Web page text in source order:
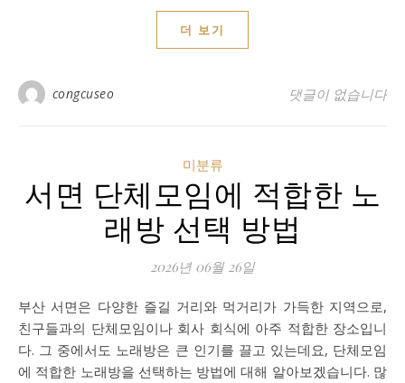
더 보기
congcuseo 댓글이 없습니다
미분류
서면 단체모임에 적합한 노
래방 선택 방법
2026년 06월 26일
부산 서면은 다양한 즐길 거리와 먹거리가 가득한 지역으로,
친구들과의 단체모임이나 회사 회식에 아주 적합한 장소입니
다. 그 중에서도 노래방은 큰 인기를 끌고 있는데요, 단체모임
에 적합한 노래방을 선택하는 방법에 대해 알아보겠습니다. 많